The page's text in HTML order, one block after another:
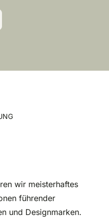
wir meisterhaftes
führender
und Designmarken.